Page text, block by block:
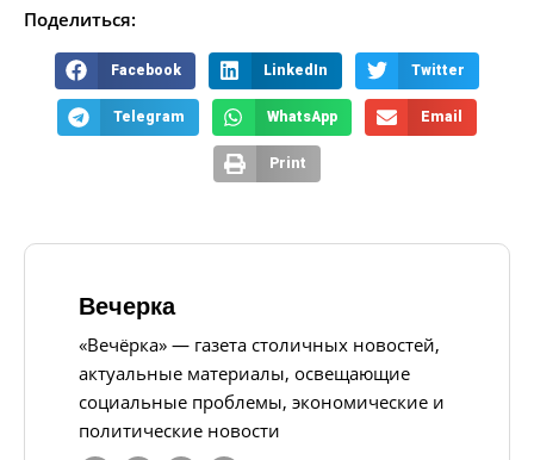
Поделиться:
Facebook LinkedIn Twitter
Telegram WhatsApp Email
Print
Вечерка
«Вечёрка» — газета столичных новостей,
актуальные материалы, освещающие
социальные проблемы, экономические и
политические новости